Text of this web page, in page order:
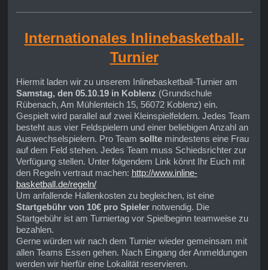
Internationales Inlinebasketball-
Turnier
Hiermit laden wir zu unserem Inlinebasketball-Turnier am
Samstag, den 05.10.19 in Koblenz (Grundschule
Rübenach, Am Mühlenteich 15, 56072 Koblenz) ein.
Gespielt wird parallel auf zwei Kleinspielfeldern. Jedes Team
besteht aus vier Feldspielern und einer beliebigen Anzahl an
Auswechselspielern. Pro Team solltemindestens eine Frau
auf dem Feld stehen. Jedes Team muss Schiedsrichter zur
Verfügung stellen. Unter folgendem Link könnt Ihr Euch mit
den Regeln vertraut machen: http://www.inline-
basketball.de/regeln/
Um anfallende Hallenkosten zu begleichen, ist eine
Startgebühr von 10€ pro Spielernotwendig. Die
Startgebühr ist am Turniertag vor Spielbeginn teamweise zu
bezahlen.
Gerne würden wir nach dem Turnier wieder gemeinsam mit
allen Teams Essen gehen. Nach Eingang der Anmeldungen
werden wir hierfür eine Lokalität reservieren.